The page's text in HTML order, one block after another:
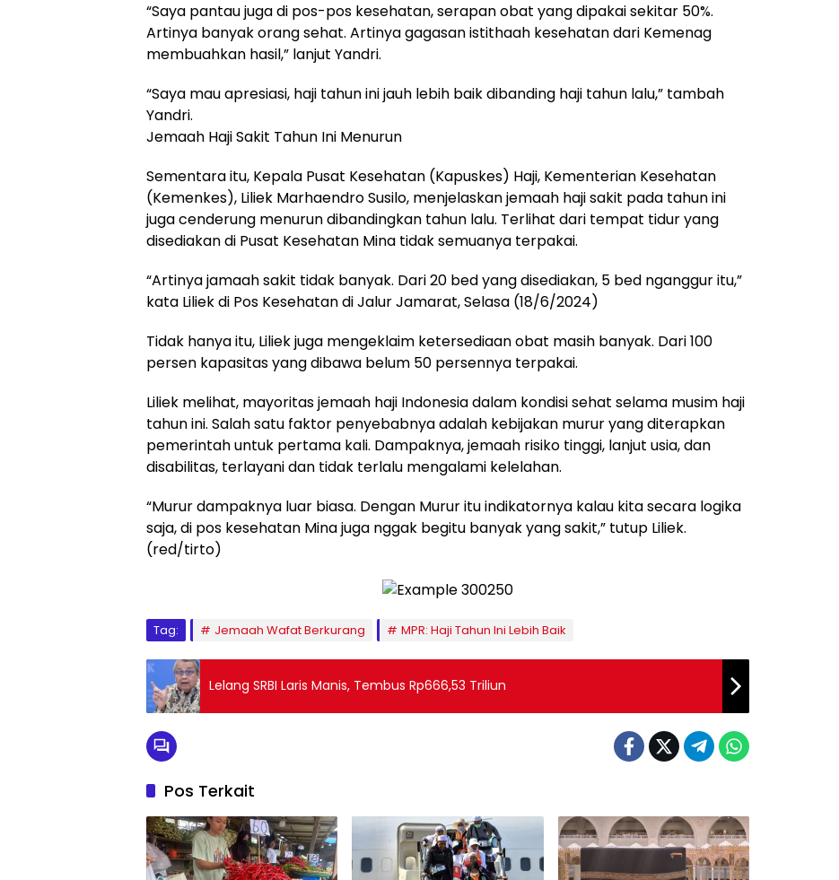
“Saya pantau juga di pos-pos kesehatan, serapan obat yang dipakai sekitar 50%.
Artinya banyak orang sehat. Artinya gagasan istithaah kesehatan dari Kemenag
membuahkan hasil,” lanjut Yandri.
“Saya mau apresiasi, haji tahun ini jauh lebih baik dibanding haji tahun lalu,” tambah
Yandri.
Jemaah Haji Sakit Tahun Ini Menurun
Sementara itu, Kepala Pusat Kesehatan (Kapuskes) Haji, Kementerian Kesehatan
(Kemenkes), Liliek Marhaendro Susilo, menjelaskan jemaah haji sakit pada tahun ini
juga cenderung menurun dibandingkan tahun lalu. Terlihat dari tempat tidur yang
disediakan di Pusat Kesehatan Mina tidak semuanya terpakai.
“Artinya jamaah sakit tidak banyak. Dari 20 bed yang disediakan, 5 bed nganggur itu,”
kata Liliek di Pos Kesehatan di Jalur Jamarat, Selasa (18/6/2024)
Tidak hanya itu, Liliek juga mengeklaim ketersediaan obat masih banyak. Dari 100
persen kapasitas yang dibawa belum 50 persennya terpakai.
Liliek melihat, mayoritas jemaah haji Indonesia dalam kondisi sehat selama musim haji
tahun ini. Salah satu faktor penyebabnya adalah kebijakan murur yang diterapkan
pemerintah untuk pertama kali. Dampaknya, jemaah risiko tinggi, lanjut usia, dan
disabilitas, terlayani dan tidak terlalu mengalami kelelahan.
“Murur dampaknya luar biasa. Dengan Murur itu indikatornya kalau kita secara logika
saja, di pos kesehatan Mina juga nggak begitu banyak yang sakit,” tutup Liliek.
(red/tirto)
Tag: Jemaah Wafat Berkurang MPR: Haji Tahun Ini Lebih Baik
Lelang SRBI Laris Manis, Tembus Rp666,53 Triliun
Pos Terkait